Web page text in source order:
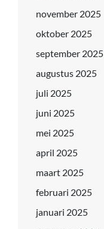
november 2025
oktober 2025
september 2025
augustus 2025
juli 2025
juni 2025
mei 2025
april 2025
maart 2025
februari 2025
januari 2025